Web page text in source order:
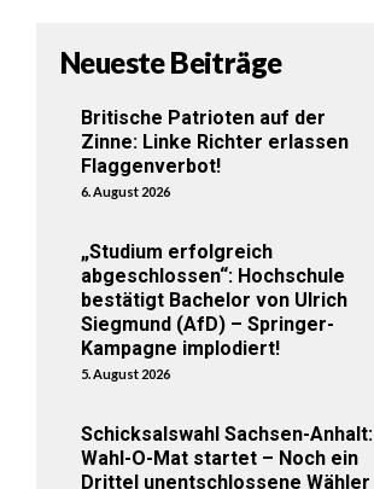
Neueste Beiträge
Britische Patrioten auf der
Zinne: Linke Richter erlassen
Flaggenverbot!
6. August 2026
„Studium erfolgreich
abgeschlossen“: Hochschule
bestätigt Bachelor von Ulrich
Siegmund (AfD) – Springer-
Kampagne implodiert!
5. August 2026
Schicksalswahl Sachsen-Anhalt:
Wahl-O-Mat startet – Noch ein
Drittel unentschlossene Wähler